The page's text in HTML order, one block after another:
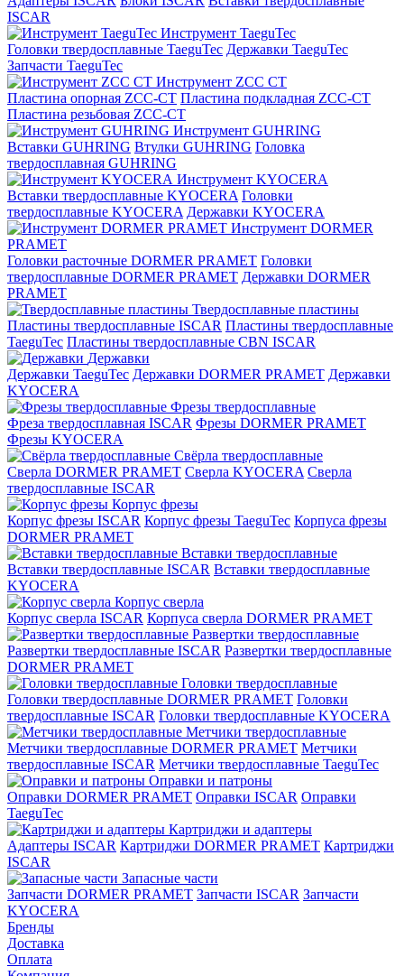
ISCAR
Инструмент TaeguTec
Головки твердосплавные TaeguTec Державки TaeguTec
Запчасти TaeguTec
Инструмент ZCС CT
Пластина опорная ZCC-CT Пластина подкладная ZCC-CT
Пластина резьбовая ZCC-CT
Инструмент GUHRING
Вставки GUHRING Втулки GUHRING Головка
твердосплавная GUHRING
Инструмент KYOCERA
Вставки твердосплавные KYOCERA Головки
твердосплавные KYOCERA Державки KYOCERA
Инструмент DORMER
PRAMET
Головки расточные DORMER PRAMET Головки
твердосплавные DORMER PRAMET Державки DORMER
PRAMET
Твердосплавные пластины
Пластины твердосплавные ISCAR Пластины твердосплавные
TaeguTec Пластины твердосплавные CBN ISCAR
Державки
Державки TaeguTec Державки DORMER PRAMET Державки
KYOCERA
Фрезы твердосплавные
Фреза твердосплавная ISCAR Фрезы DORMER PRAMET
Фрезы KYOCERA
Свёрла твердосплавные
Сверла DORMER PRAMET Сверла KYOCERA Сверла
твердосплавные ISCAR
Корпус фрезы
Корпус фрезы ISCAR Корпус фрезы TaeguTec Корпуса фрезы
DORMER PRAMET
Вставки твердосплавные
Вставки твердосплавные ISCAR Вставки твердосплавные
KYOCERA
Корпус сверла
Корпус сверла ISCAR Корпуса сверла DORMER PRAMET
Развертки твердосплавные
Развертки твердосплавные ISCAR Развертки твердосплавные
DORMER PRAMET
Головки твердосплавные
Головки твердосплавные DORMER PRAMET Головки
твердосплавные ISCAR Головки твердосплавные KYOCERA
Метчики твердосплавные
Метчики твердосплавные DORMER PRAMET Метчики
твердосплавные ISCAR Метчики твердосплавные TaeguTec
Оправки и патроны
Оправки DORMER PRAMET Оправки ISCAR Оправки
TaeguTec
Картриджи и адаптеры
Адаптеры ISCAR Картриджи DORMER PRAMET Картриджи
ISCAR
Запасные части
Запчасти DORMER PRAMET Запчасти ISCAR Запчасти
KYOCERA
Бренды
Доставка
Оплата